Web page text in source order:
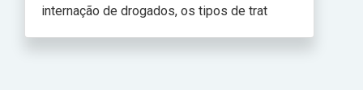
internação de drogados, os tipos de trat